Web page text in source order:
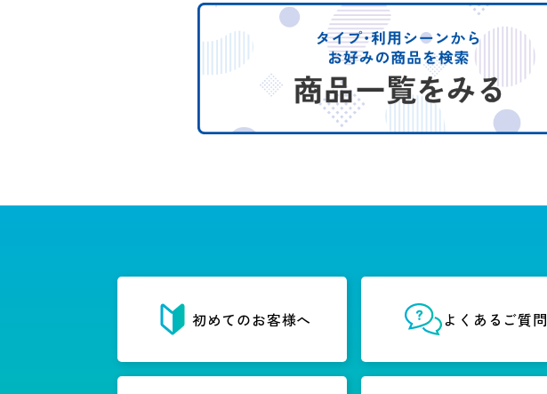
初めてのお客様へ よくあるご質問